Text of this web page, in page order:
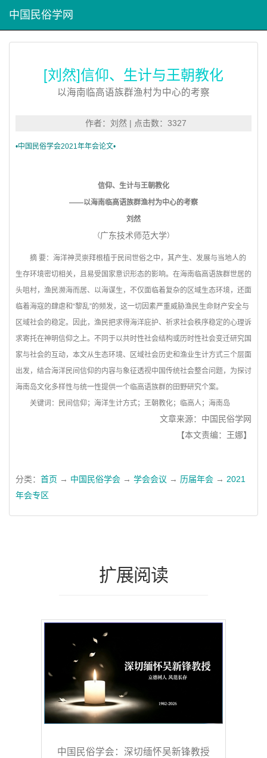
中国民俗学网
[刘然]信仰、生计与王朝教化
以海南临高语族群渔村为中心的考察
作者：刘然 | 点击数：3327
•中国民俗学会2021年年会论文•
信仰、生计与王朝教化
——以海南临高语族群渔村为中心的考察
刘然
（广东技术师范大学）
摘 要：海洋神灵崇拜根植于民间世俗之中，其产生、发展与当地人的
生存环境密切相关，且易受国家意识形态的影响。在海南临高语族群世居的
头咀村，渔民濒海而居、以海谋生，不仅面临着复杂的区域生态环境，还面
临着海寇的肆虐和“黎乱”的频发，这一切因素严重威胁渔民生命财产安全与
区域社会的稳定。因此，渔民把求得海洋庇护、祈求社会秩序稳定的心理诉
求寄托在神明信仰之上。不同于以共时性社会结构或历时性社会变迁研究国
家与社会的互动，本文从生态环境、区域社会历史和渔业生计方式三个层面
出发，结合海洋民间信仰的内容与象征透视中国传统社会整合问题，为探讨
海南岛文化多样性与统一性提供一个临高语族群的田野研究个案。
关键词：
民间信仰；海洋生计方式；王朝教化；临高人；海南岛
文章来源：中国民俗学网
【本文责编：王娜】
分类： 首页 → 中国民俗学会 → 学会会议 → 历届年会 → 2021
年会专区
扩展阅读
中国民俗学会：深切缅怀吴新锋教授